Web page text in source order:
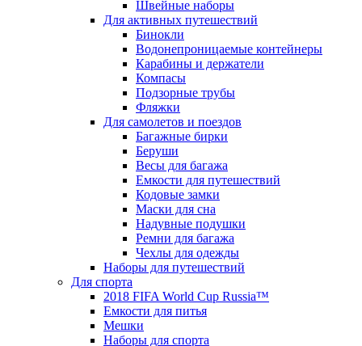
Швейные наборы
Для активных путешествий
Бинокли
Водонепроницаемые контейнеры
Карабины и держатели
Компасы
Подзорные трубы
Фляжки
Для самолетов и поездов
Багажные бирки
Беруши
Весы для багажа
Емкости для путешествий
Кодовые замки
Маски для сна
Надувные подушки
Ремни для багажа
Чехлы для одежды
Наборы для путешествий
Для спорта
2018 FIFA World Cup Russia™
Емкости для питья
Мешки
Наборы для спорта